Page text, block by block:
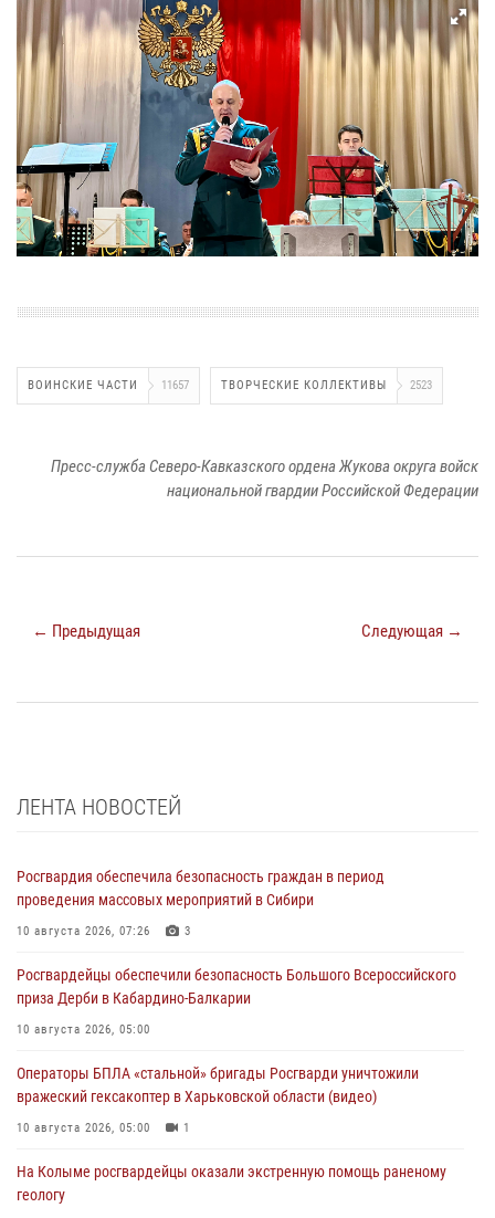
ВОИНСКИЕ ЧАСТИ 11657 ТВОРЧЕСКИЕ КОЛЛЕКТИВЫ 2523
Пресс-служба Северо-Кавказского ордена Жукова округа войск
национальной гвардии Российской Федерации
← Предыдущая Следующая →
ЛЕНТА НОВОСТЕЙ
Росгвардия обеспечила безопасность граждан в период
проведения массовых мероприятий в Сибири
10 августа 2026, 07:26 3
Росгвардейцы обеспечили безопасность Большого Всероссийского
приза Дерби в Кабардино-Балкарии
10 августа 2026, 05:00
Операторы БПЛА «стальной» бригады Росгварди уничтожили
вражеский гексакоптер в Харьковской области (видео)
10 августа 2026, 05:00 1
На Колыме росгвардейцы оказали экстренную помощь раненому
геологу